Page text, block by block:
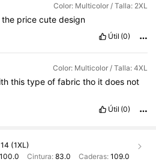
Color: Multicolor / Talla: 2XL
the price cute design
Útil (0)
Color: Multicolor / Talla: 4XL
thistypeoffabrictho itdoes not
Útil (0)
(1XL)
100.0 Cintura: 83.0 Caderas: 109.0